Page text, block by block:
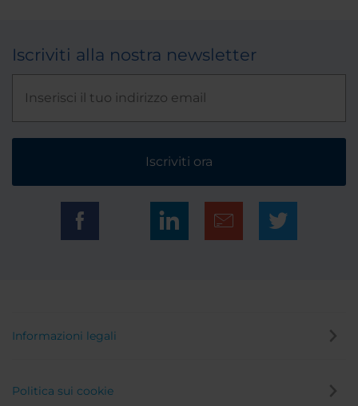
Iscriviti alla nostra newsletter
Iscriviti ora
Informazioni legali
Politica sui cookie